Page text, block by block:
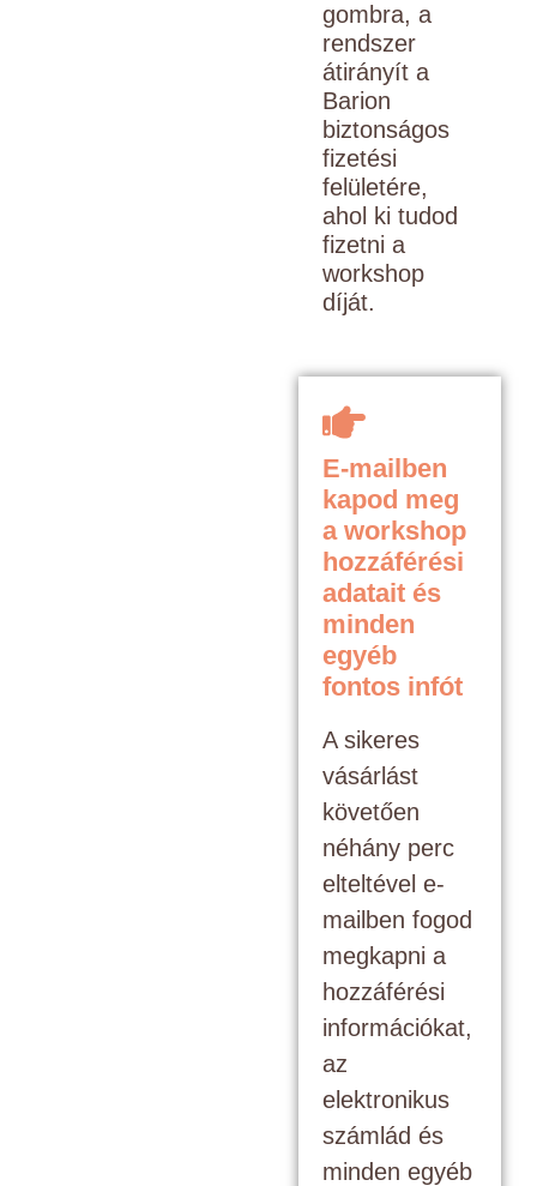
gombra, a
rendszer
átirányít a
Barion
biztonságos
fizetési
felületére,
ahol ki tudod
fizetni a
workshop
díját.
E-mailben
kapod meg
a workshop
hozzáférési
adatait és
minden
egyéb
fontos infót
A sikeres
vásárlást
követően
néhány perc
elteltével e-
mailben fogod
megkapni a
hozzáférési
információkat,
az
elektronikus
számlád és
minden egyéb